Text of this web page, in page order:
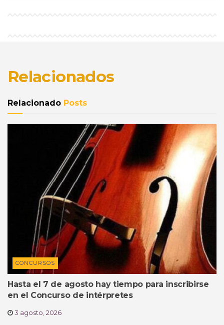
Relacionados
Relacionado Posts
CONCURSOS
Hasta el 7 de agosto hay tiempo para inscribirse
en el Concurso de intérpretes
3 agosto, 2026